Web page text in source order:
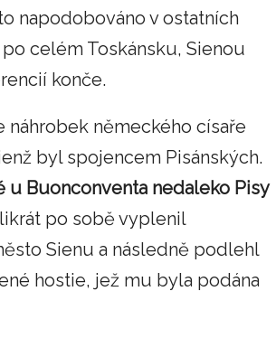
napodobováno v ostatních
celém Toskánsku, Sienou
konče.
náhrobek německého císaře
byl spojencem Pisánských.
u Buonconventa nedaleko Pisy
po sobě vyplenil
Sienu a následně podlehl
hostie, jež mu byla podána